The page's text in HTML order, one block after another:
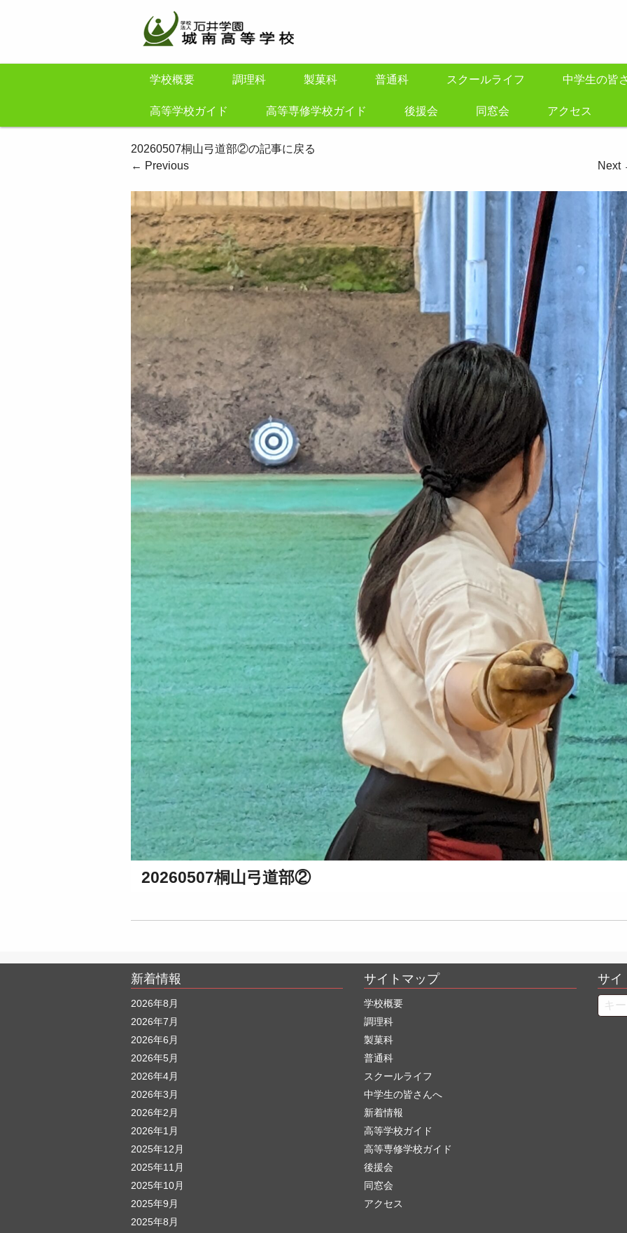
学校概要 調理科 製菓科 普通科 スクールライフ 中学生の皆
高等学校ガイド 高等専修学校ガイド 後援会 同窓会 アクセス
20260507桐山弓道部②の記事に戻る
← Previous Next
20260507桐山弓道部②
新着情報
2026年8月
2026年7月
2026年6月
2026年5月
2026年4月
2026年3月
2026年2月
2026年1月
2025年12月
2025年11月
2025年10月
2025年9月
2025年8月
サイトマップ
学校概要
調理科
製菓科
普通科
スクールライフ
中学生の皆さんへ
新着情報
高等学校ガイド
高等専修学校ガイド
後援会
同窓会
アクセス
サイ
Search